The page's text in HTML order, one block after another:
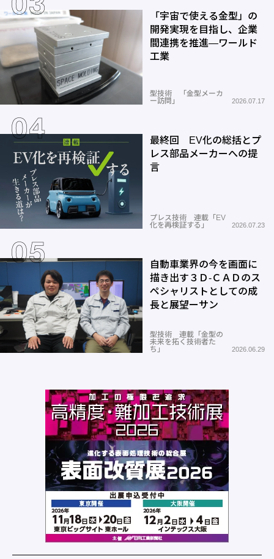
「宇宙で使える金型」の
開発実現を目指し、企業
間連携を推進―ワールド
工業
型技術 「金型メーカ
ー訪問」
2026.07.17
最終回 EV化の総括とプ
レス部品メーカーへの提
言
プレス技術 連載「EV
化を再検証する」
2026.07.23
自動車業界の今を画面に
描き出す３Ｄ-ＣＡＤのス
ペシャリストとしての成
長と展望ーサン
型技術 連載「金型の
未来を拓く技術者た
ち」
2026.06.29